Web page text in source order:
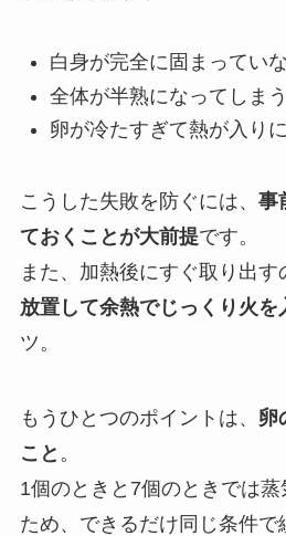
白身が完全に固まってい
全体が半熟になってしまう
卵が冷たすぎて熱が入り
こうした失敗を防ぐには、 事
ておくことが大前提です。
また、加熱後にすぐ取り出す
放置して余熱でじっくり火を
ツ。
もうひとつのポイントは、 卵
こと 。
1個のときと7個のときでは
ため、できるだけ同じ条件で